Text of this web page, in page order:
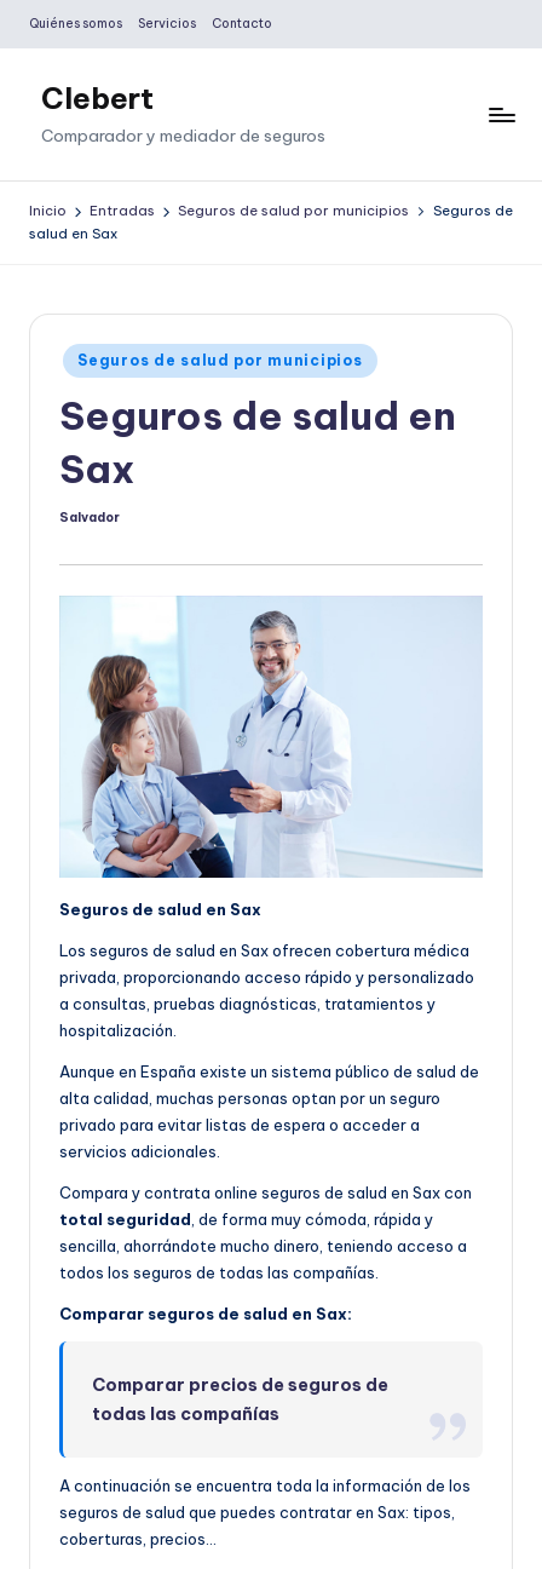
Saltar
contenido
Quiénes somos Servicios Contacto
Clebert
Comparador y mediador de seguros
Inicio Entradas Seguros de salud por municipios
Seguros de
salud en Sax
Publicado
en
Seguros de salud por municipios
Seguros de salud en
Sax
Publicado
Salvador
Seguros de salud en Sax
Los seguros de salud en Sax ofrecen cobertura médica
privada, proporcionando acceso rápido y personalizado
a consultas, pruebas diagnósticas, tratamientos y
hospitalización.
Aunque en España existe un sistema público de salud de
alta calidad, muchas personas optan por un seguro
privado para evitar listas de espera o acceder a
servicios adicionales.
Compara y contrata online seguros de salud en Sax con
total seguridad, de forma muy cómoda, rápida y
sencilla, ahorrándote mucho dinero, teniendo acceso a
todos los seguros de todas las compañías.
Comparar seguros de salud en Sax:
Comparar precios de seguros de
todas las compañías
A continuación se encuentra toda la información de los
seguros de salud que puedes contratar en Sax: tipos,
coberturas, precios…